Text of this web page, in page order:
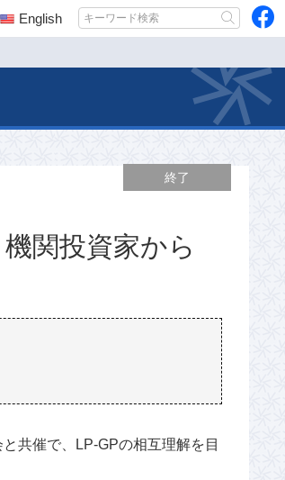
English
終了
関投資家から
共催で、LP-GPの相互理解を目